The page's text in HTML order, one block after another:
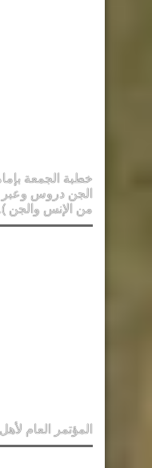
خطبة الجمعة
من الإنس والجن ).
المؤتمر العام